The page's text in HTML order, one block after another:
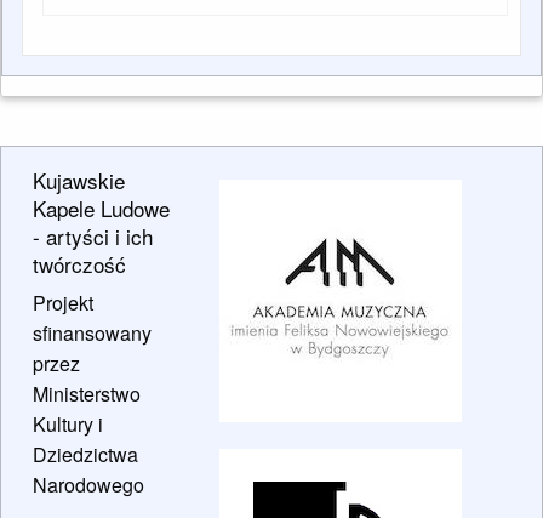
Kujawskie
Kapele Ludowe
- artyści i ich
twórczość
Projekt
sfinansowany
przez
Ministerstwo
Kultury i
Dziedzictwa
Narodowego